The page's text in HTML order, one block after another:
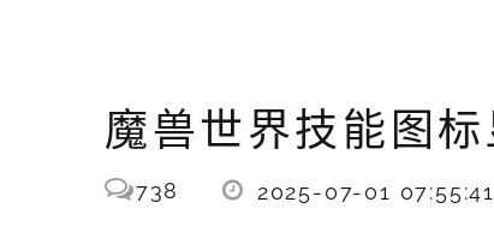
魔兽世界技能图
738 2025-07-01 07:55:41